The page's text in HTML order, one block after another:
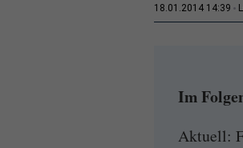
18.01.2014 14:39
Im
Aktuell: